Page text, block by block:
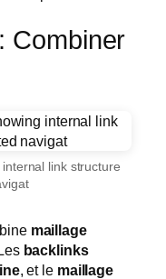
Combiner
link structure
maillage
backlinks
, et le maillage